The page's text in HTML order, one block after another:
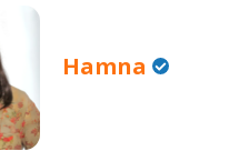
Hamna